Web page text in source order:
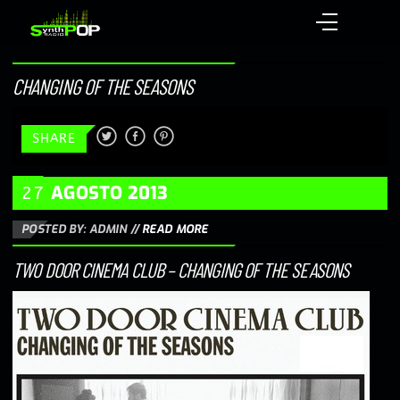
CHANGING OF THE SEASONS
SHARE
27AGOSTO 2013
POSTED BY: ADMIN//READ MORE
TWO DOOR CINEMA CLUB – CHANGING OF THE SEASONS